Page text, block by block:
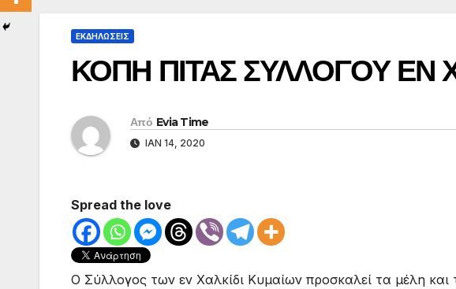
ΕΚΔΗΛΩΣΕΙΣ
ΚΟΠΗ ΠΙΤΑΣ ΣΥΛΛΟΓΟΥ ΕΝ
Από Evia Time
ΙΑΝ 14, 2020
Spread the love
Ο Σύλλογος των εν Χαλκίδι Κυμαίων προσκαλεί τα μέλη και